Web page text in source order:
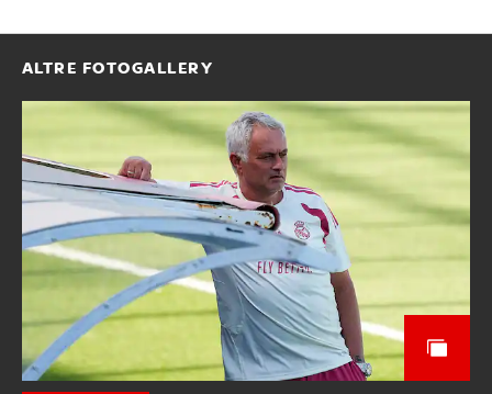
ALTRE FOTOGALLERY